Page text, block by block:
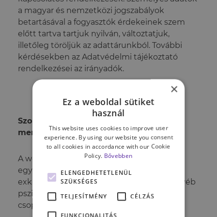
a magyar és nemzetközi jogszabályok
betartásával a fogyasztók érdekeinek szem
előtt tartva tartjuk nyilván, változtatjuk,
illetőleg töröljük az adattárunkból. További
kérdésekben az Adatvédelmi tájékoztató
rendelkezései az irányadók.
Szolgáltatások általános szabályai és
menete
A webshopban értékesített szolgáltatások:
egyéni, csoportos és párterápiák illetve
exkluzív pszichológiai előadások, illetve egyéb
pszichológiai tanácsadások,
csoportfoglalkozások.
×
Ez a weboldal sütiket
használ
This website uses cookies to improve user
experience. By using our website you consent
to all cookies in accordance with our Cookie
Policy. Bővebben
ELENGEDHETETLENÜL
SZÜKSÉGES
TELJESÍTMÉNY
CÉLZÁS